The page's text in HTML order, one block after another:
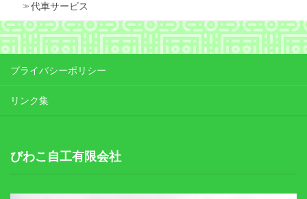
代車サービス
プライバシーポリシー
リンク集
びわこ自工有限会社